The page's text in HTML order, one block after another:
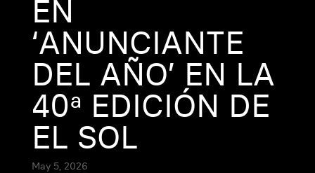
EN
‘ANUNCIANTE
DEL AÑO’ EN LA
40ª EDICIÓN DE
EL SOL
May 5, 2026